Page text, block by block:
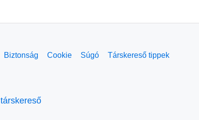
Biztonság Cookie Súgó Társkereső tippek
társkereső